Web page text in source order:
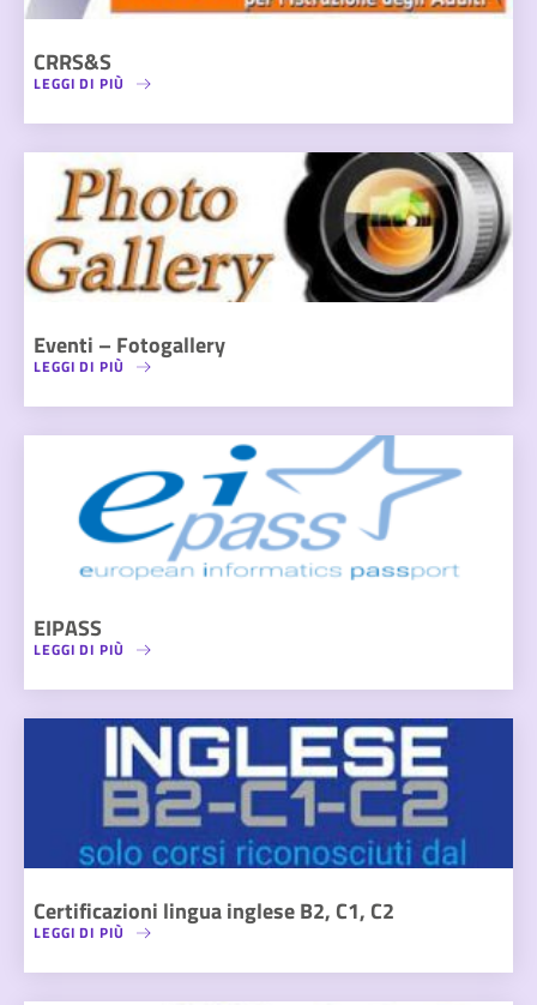
CRRS&S
LEGGI DI PIÙ
Eventi – Fotogallery
LEGGI DI PIÙ
EIPASS
LEGGI DI PIÙ
Certificazioni lingua inglese B2, C1, C2
LEGGI DI PIÙ